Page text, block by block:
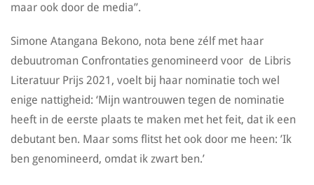
maar ook door de media”.
Simone Atangana Bekono, nota bene zélf met haar
debuutroman Confrontaties genomineerd voor de Libris
Literatuur Prijs 2021, voelt bij haar nominatie toch wel
enige nattigheid: ‘Mijn wantrouwen tegen de nominatie
heeft in de eerste plaats te maken met het feit, dat ik een
debutant ben. Maar soms flitst het ook door me heen: ’Ik
ben genomineerd, omdat ik zwart ben.’